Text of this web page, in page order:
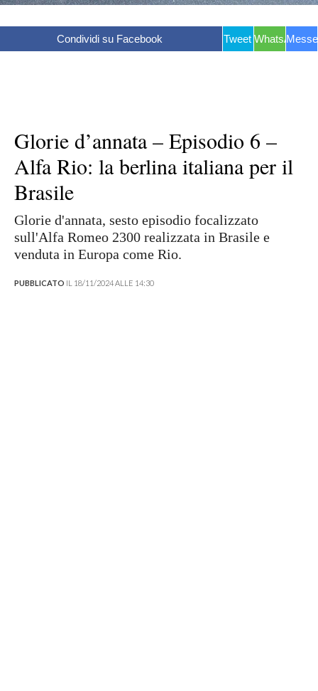
Condividi su Facebook Tweet WhatsApp
Glorie d’annata – Episodio 6 –
Alfa Rio: la berlina italiana per il
Brasile
Glorie d'annata, sesto episodio focalizzato
sull'Alfa Romeo 2300 realizzata in Brasile e
venduta in Europa come Rio.
PUBBLICATO IL 18/11/2024 ALLE 14:30